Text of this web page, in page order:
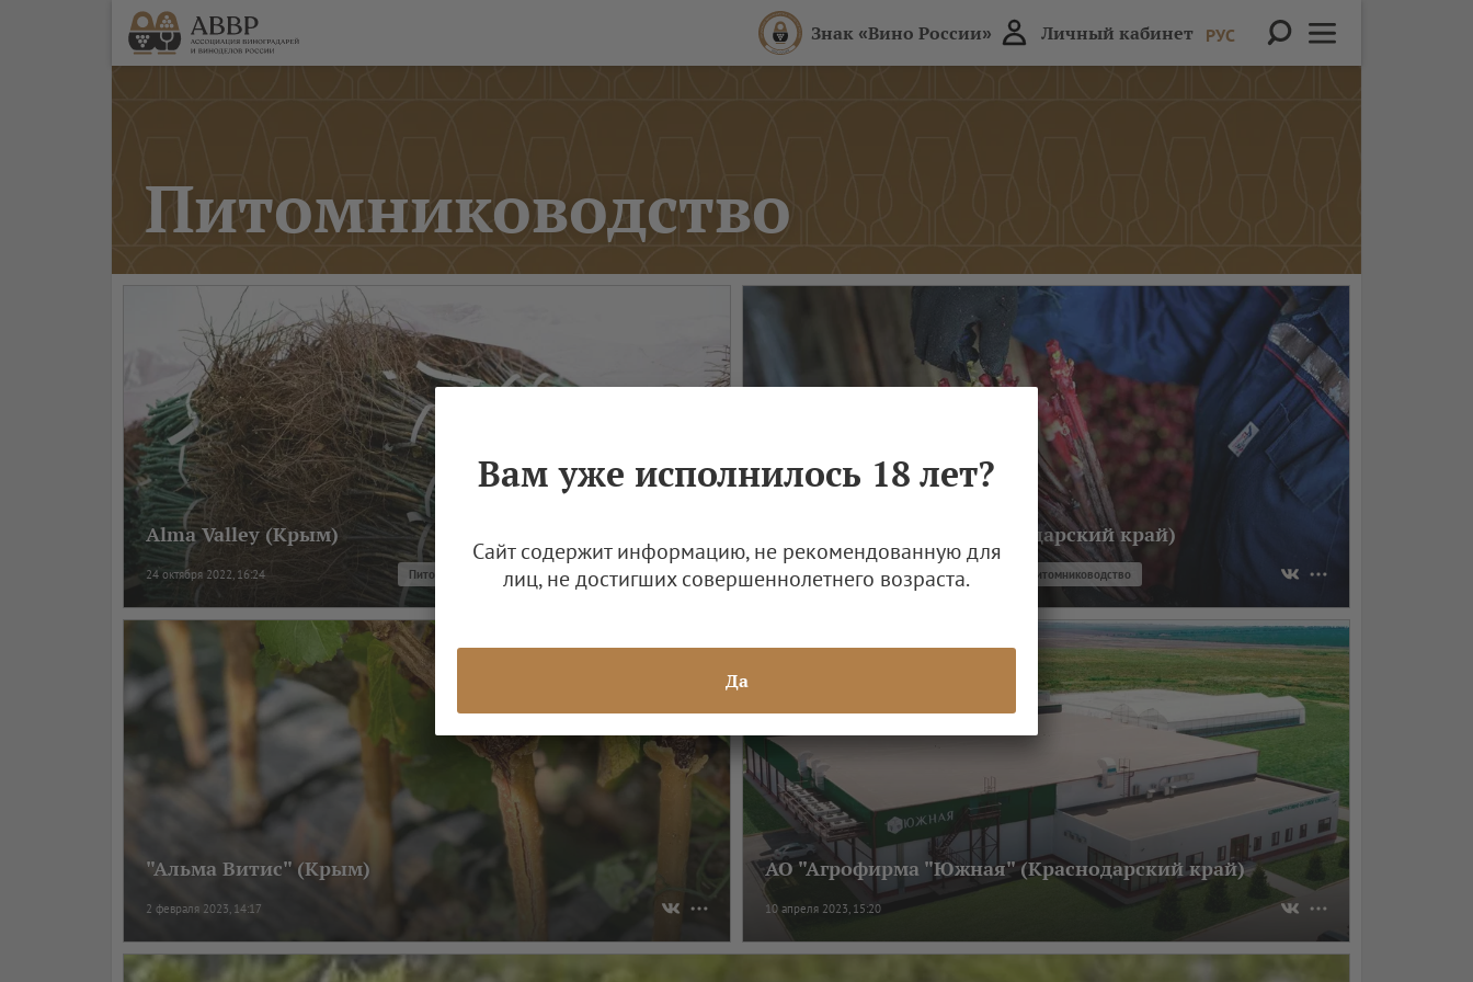
Знак «Вино России» Личный кабинет РУС
Питомниководство
24 октября 2022, 16:24 Питомниководство
Alma Valley (Крым)
14 октября 2022, 16:47 Питомниководство
"Фанагория-Агро" (Краснодарский край)
2 февраля 2023, 14:17
"Альма Витис" (Крым)
10 апреля 2023, 15:20
АО "Агрофирма "Южная" (Краснодарский край)
Вам уже исполнилось 18 лет?
Сайт содержит информацию, не рекомендованную для
лиц, не достигших совершеннолетнего возраста.
Да